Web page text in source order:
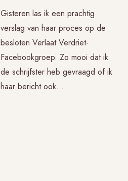
Gisteren las ik een prachtig
verslag van haar proces op de
besloten Verlaat Verdriet-
Facebookgroep. Zo mooi dat ik
de schrijfster heb gevraagd of ik
haar bericht ook…